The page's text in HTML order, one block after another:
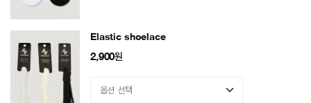
Elastic shoelace
2,900원